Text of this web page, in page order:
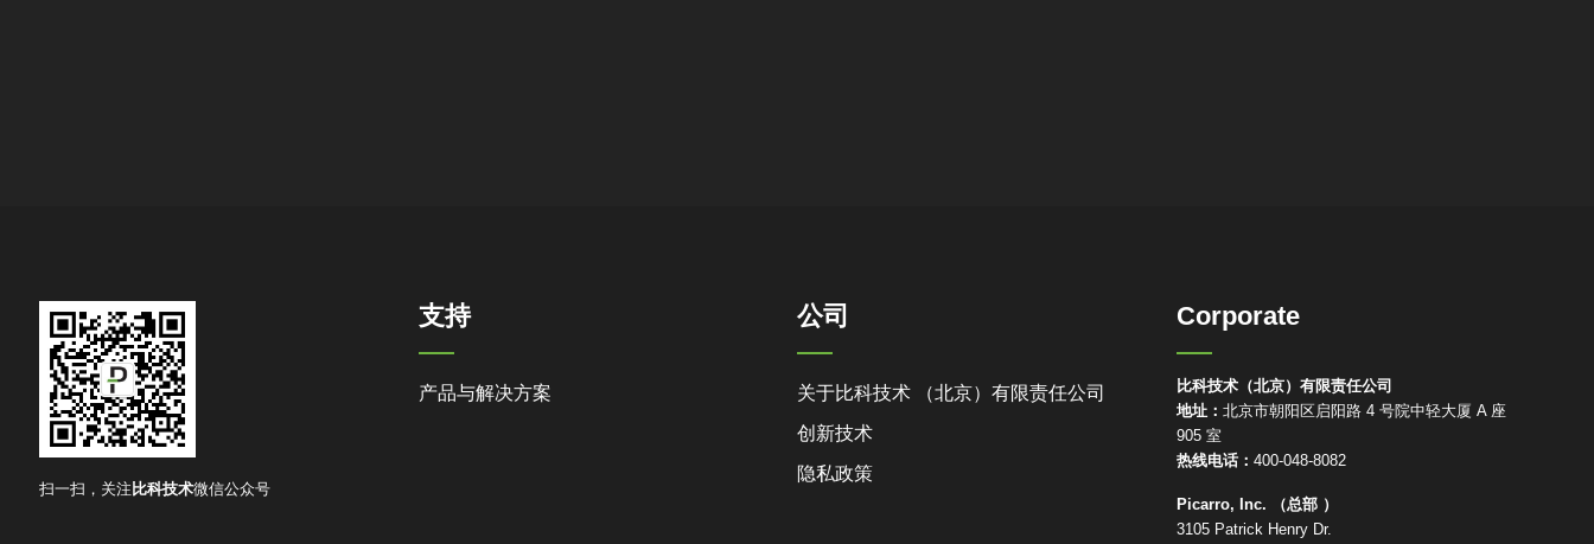
扫一扫，关注 比科技术微信公众号
支持
产品与解决方案
公司
关于比科技术 （北京）有限责任公司
创新技术
隐私政策
Corporate
比科技术（北京）有限责任公司
地址： 北京市朝阳区启阳路 4 号院中轻大厦 A 座
905 室
热线电话： 400-048-8082
Picarro, Inc. （总部 ）
3105 Patrick Henry Dr.